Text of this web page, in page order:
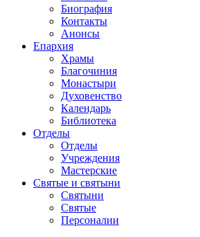
Биография
Контакты
Анонсы
Епархия
Храмы
Благочиния
Монастыри
Духовенство
Календарь
Библиотека
Отделы
Отделы
Учреждения
Мастерские
Святые и святыни
Cвятыни
Cвятые
Персоналии